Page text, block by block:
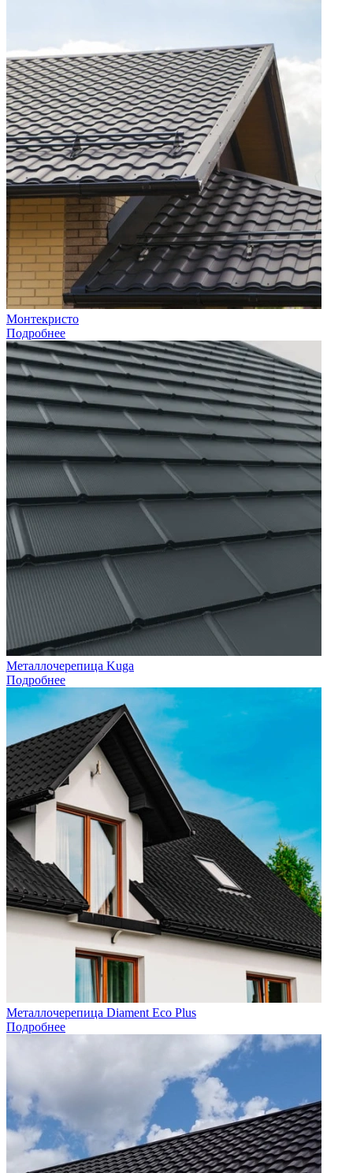
Монтекристо
Подробнее
Металлочерепица Kuga
Подробнее
Металлочерепица Diament Eco Plus
Подробнее